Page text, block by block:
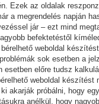
Ezek az oldalak
a megrendelés napján
jár – ezt mind
befektetéstől
weboldal
sok esetben a
esetben előre tudsz
weboldal
akarják próbálni, hogy
anélkül, hogy